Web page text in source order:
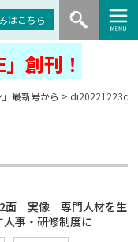
はこちら
創刊！
」最新号から > di20221223c
2面 実像 専門人材を生
事・研修制度に